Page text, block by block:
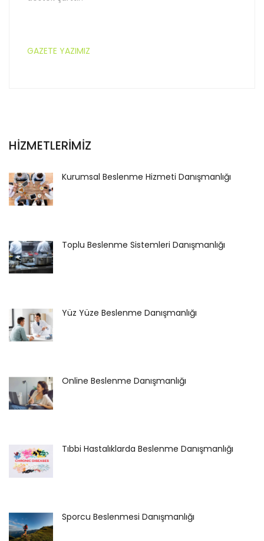
GAZETE YAZIMIZ
HİZMETLERİMİZ
Kurumsal Beslenme Hizmeti Danışmanlığı
Toplu Beslenme Sistemleri Danışmanlığı
Yüz Yüze Beslenme Danışmanlığı
Online Beslenme Danışmanlığı
Tıbbi Hastalıklarda Beslenme Danışmanlığı
Sporcu Beslenmesi Danışmanlığı